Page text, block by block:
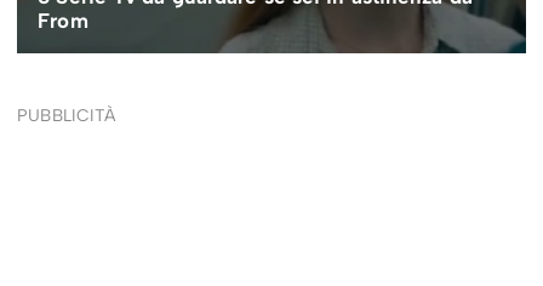
PUBBLICITÀ